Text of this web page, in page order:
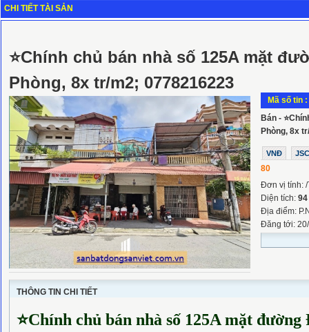
CHI TIẾT TÀI SẢN
⭐Chính chủ bán nhà số 125A mặt
Phòng, 8x tr/m2; 0778216223
Mã số tin
Bán -
Phòng, 8x
VNĐ JSC
80
Đơn vị tính:
Diện tích:
Địa điểm:
Đăng tới:
THÔNG TIN CHI TIẾT
⭐Chính chủ bán nhà số 125A mặt